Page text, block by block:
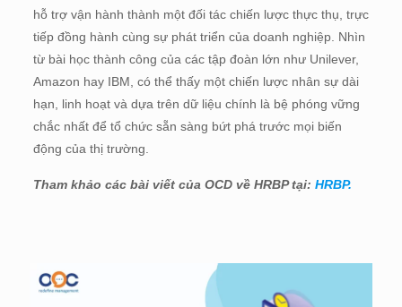
hỗ trợ vận hành thành một đối tác chiến lược thực thụ, trực
tiếp đồng hành cùng sự phát triển của doanh nghiệp. Nhìn
từ bài học thành công của các tập đoàn lớn như Unilever,
Amazon hay IBM, có thể thấy một chiến lược nhân sự dài
hạn, linh hoạt và dựa trên dữ liệu chính là bệ phóng vững
chắc nhất để tổ chức sẵn sàng bứt phá trước mọi biến
động của thị trường.
Tham khảo các bài viết của OCD về HRBP tại: HRBP.